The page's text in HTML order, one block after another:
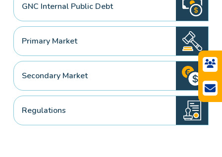
GNC Internal Public Debt
Primary Market
Secondary Market
Regulations